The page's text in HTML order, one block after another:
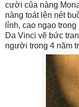
cười của nàng
nàng toát lên nét
lỉnh, cao ngạo
Da Vinci vẽ bức
người trong 4 năm